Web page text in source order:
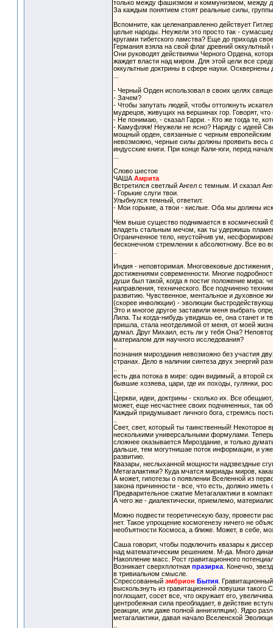
только между фашизмом и коммунизмом, между
За каждым понятием стоят реальные силы,
Вспомните, как целенаправленно действует
целые народы. Неужели это просто так -
кругами тибетского ламства? Еще до прихода
Германия взяла на свой флаг древний
Они руководят действиями Черного Ордена,
жаждет власти над миром. Для этой цели все
оккультные доктрины в сфере науки.
- Черный Орден использовал в своих целях
- Зачем?
- Чтобы запутать людей, чтобы оттолкнуть
мудрецов, живущих на вершинах гор. Говорят,
- Не понимаю, - сказал Гарри. - Кто же тогда те,
- Камуфляж! Неужели не ясно? Наряду с идеей
мощный орден, связанные с черным европейским
невозможно, черные силы должны проявить весь
индусские книги. При конце Кали-юги, перед
Слово шестое
ЧАША Амрита
Встретился светлый Ангел с темным. И сказал
- Горькие слуги твои.
Улыбнулся темный, ответил:
- Мои горькие, а твои - кислые. Оба мы должны
Чем выше существо поднимается в космический
владеть стальным мечом, как ты удержишь
Ограниченное тело, неустойчив ум,
бесконечном стремлении к абсолютному. Все во
Индия - неповторимая. Многовековые
достижениями современности. Многие
души был такой, когда я постиг положение мира:
направления, технического. Все подчинено
развитию. Чувственное, ментальное и духовное
(скорее инволюции) - эволюции
Это и многое другое заставили меня выбрать
Лила. Ты когда-нибудь увидишь ее, она станет и
пришла, стала неотделимой от меня, от моей
думал. Друг Михаил, есть ли у тебя Она?
материалом для научного исследования?
познания мироздания невозможно без участия
странах. Дело в наличии синтеза двух энергий
есть два потока в мире: один видимый, а второй
бывшие хозяева, цари, где их походы, гулянки,
Церкви, идеи, доктрины - сколько их. Все
может, еще несчастнее своих подчиненных, так
Каждый придумывает личного бога, стремясь
Свет, свет, который ты таинственный! Некоторое
несколькими универсальными формулами.
сложнее оказывается Мироздание, и только
дальше, тем могутнишае поток информации, и
развитию.
Квазары, неслыханной мощности надзвездные
Метагалактики? Куда мчатся мириады миров,
А может, гипотезы о появлении Вселенной из
закона причинности - все, что есть, должно
Предварительное сжатие Метагалактики в
А чего же - диалектически, приемлемо,
Можно подвести теоретическую базу, провести
нет. Такое упрощение космогенезу ничего не
необъятности Космоса, а ближе. Может, в себе,
Саша говорит, чтобы подключить квазары к
над математическим решением. М-да. Много
Накопление масс. Рост гравитационного
Возникает сверхплотная празирка. Конечно,
в тривиальном смысле.
Спрессованный эмбрион Бытия.
выскользнуть из гравитационной ловушки
поглощает, сосет все, что окружает его,
центробежная сила преобладает, в действие
реакции, или даже полной аннигиляции). Ядро
метагалактики, давая начало Вселенской